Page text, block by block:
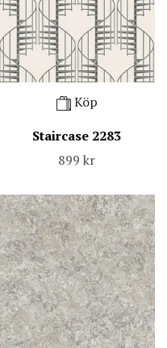
Köp
Staircase 2283
899 kr